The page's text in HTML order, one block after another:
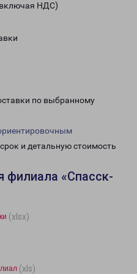
НДС)
по выбранному
срок и детальную стоимость
филиала «Спасск-
(xlsx)
(xls)